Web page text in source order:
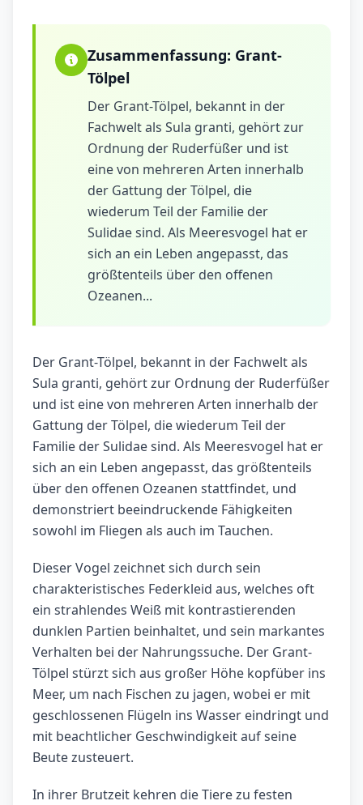
Zusammenfassung: Grant-
Tölpel
Der Grant-Tölpel, bekannt in der
Fachwelt als Sula granti, gehört zur
Ordnung der Ruderfüßer und ist
eine von mehreren Arten innerhalb
der Gattung der Tölpel, die
wiederum Teil der Familie der
Sulidae sind. Als Meeresvogel hat er
sich an ein Leben angepasst, das
größtenteils über den offenen
Ozeanen...
Der Grant-Tölpel, bekannt in der Fachwelt als
Sula granti, gehört zur Ordnung der Ruderfüßer
und ist eine von mehreren Arten innerhalb der
Gattung der Tölpel, die wiederum Teil der
Familie der Sulidae sind. Als Meeresvogel hat er
sich an ein Leben angepasst, das größtenteils
über den offenen Ozeanen stattfindet, und
demonstriert beeindruckende Fähigkeiten
sowohl im Fliegen als auch im Tauchen.
Dieser Vogel zeichnet sich durch sein
charakteristisches Federkleid aus, welches oft
ein strahlendes Weiß mit kontrastierenden
dunklen Partien beinhaltet, und sein markantes
Verhalten bei der Nahrungssuche. Der Grant-
Tölpel stürzt sich aus großer Höhe kopfüber ins
Meer, um nach Fischen zu jagen, wobei er mit
geschlossenen Flügeln ins Wasser eindringt und
mit beachtlicher Geschwindigkeit auf seine
Beute zusteuert.
In ihrer Brutzeit kehren die Tiere zu festen